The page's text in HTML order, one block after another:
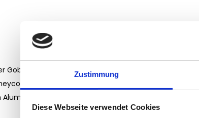
Zustimmung
Diese Webseite verwendet Cookies
Gobi- Reihe und das Sahara sind mit einem
ausgestattet.
sind jetzt Bienenwabenplatten fest